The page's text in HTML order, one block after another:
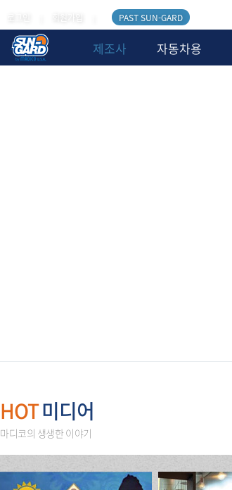
PAST SUN-GARD
제조사 자동차용
HOT미디어
마디코의 생생한 이야기